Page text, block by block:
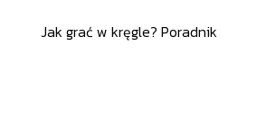
Jak grać w kręgle? Poradnik